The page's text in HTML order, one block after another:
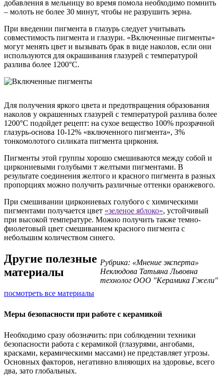
добавления в мельницу во время помола необходимо помнить
– молоть не более 30 минут, чтобы не разрушить зерна.
При введении пигмента в глазурь следует учитывать
совместимость пигмента и глазури. «Включенные пигменты»
могут менять цвет и вызывать брак в виде наколов, если они
используются для окрашивания глазурей с температурой
разлива более 1200°С.
Для получения яркого цвета и предотвращения образования
наколов у окрашенных глазурей с температурой разлива более
1200°С подойдет рецепт: на сухое вещество 100% прозрачной
глазурь-основа 10-12% «включенного пигмента», 3%
тонкомолотого силиката пигмента циркония.
Пигменты этой группы хорошо смешиваются между собой и
циркониевыми голубыми т желтыми пигментами. В
результате соединения желтого и красного пигмента в разных
пропорциях можно получить различные оттенки оранжевого.
При смешивании циркониевых голубого с химическими
пигментами получается цвет «зеленое яблоко», устойчивый
при высокой температуре. Можно получить также темно-
фиолетовый цвет смешиванием красного пигмента с
небольшим количеством синего.
Рубрика: «Мнение эксперта»
Неклюдова Татьяна Львовна
технолог ООО "Керамика Гжели"
Другие полезные
материалы
посмотреть все материалы
Меры безопасности при работе с керамикой
Необходимо сразу обозначить: при соблюдении техники
безопасности работа с керамикой (глазурями, ангобами,
красками, керамическими массами) не представляет угрозы.
Основных факторов, негативно влияющих на здоровье, всего
два, зато глобальных.